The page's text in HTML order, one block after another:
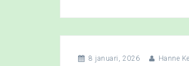
8 januari, 2026 Hanne